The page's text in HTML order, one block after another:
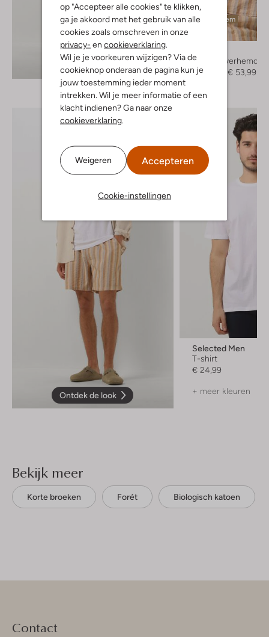
op "Accepteer alle cookies" te klikken,
ga je akkoord met het gebruik van alle
cookies zoals omschreven in onze
privacy- en cookieverklaring
Wil je je voorkeuren wijzigen? Via de
cookieknop onderaan de pagina kun je
jouw toestemming ieder moment
intrekken. Wil je meer informatie of een
klacht indienen? Ga naar onze
cookieverklaring
Weigeren Accepteren
Cookie-instellingen
Ontdek de look
Laatste item
Casual overhemd
€ 134,95
€ 53,99
Ontdek de look
Selected Men
T-shirt
€ 24,99
+ meer kleuren
Bekijk meer
Korte broeken Forét Biologisch katoen
Contact